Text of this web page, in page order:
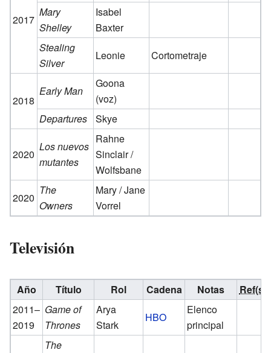
2017
Mary
Shelley
Isabel
Baxter
Stealing
Silver
Leonie Cortometraje
2018
Early Man
Goona
(voz)
Departures
Skye
2020
Los nuevos
mutantes
Rahne
Sinclair /
Wolfsbane
2020
The
Owners
Mary / Jane
Vorrel
Televisión
Año Título Rol Cadena Notas
Ref(s)
2011–
2019
Game of
Thrones
Arya
Stark
HBO
Elenco
principal
The